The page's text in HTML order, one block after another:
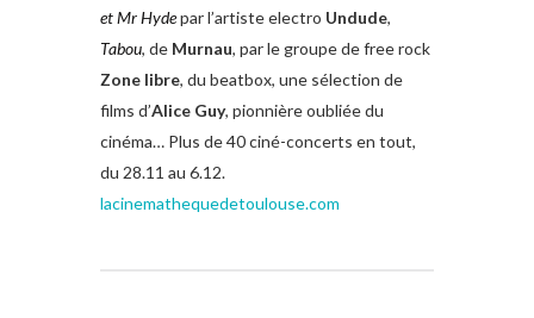
et Mr Hydepar l’artiste electro Undude,
Tabou, de Murnau, par le groupe de free rock
Zone libre, du beatbox, une sélection de
films d’Alice Guy, pionnière oubliée du
cinéma… Plus de 40 ciné-concerts en tout,
du 28.11 au 6.12.
lacinemathequedetoulouse.com